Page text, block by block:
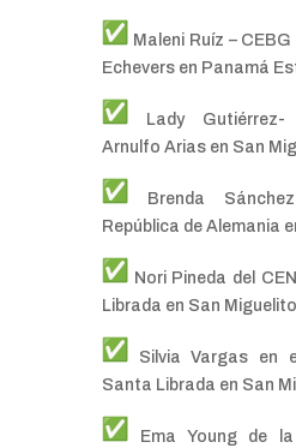
Maleni Ruíz –
Echevers en Panamá
Lady Gutiérrez-
Arnulfo Arias en San
Brenda
República de Alemania
Nori Pineda del
Librada en San
Silvia Vargas en
Santa Librada en San
Ema Young de la